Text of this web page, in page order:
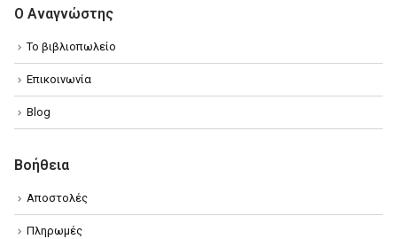
Ο Αναγνώστης
Το βιβλιοπωλείο
Επικοινωνία
Blog
Βοήθεια
Αποστολές
Πληρωμές